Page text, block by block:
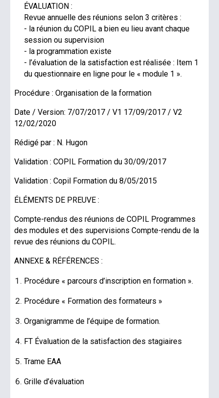
ÉVALUATION :
Revue annuelle des réunions selon 3 critères :
- la réunion du COPIL a bien eu lieu avant chaque
session ou supervision
- la programmation existe
- l’évaluation de la satisfaction est réalisée : Item 1
du questionnaire en ligne pour le « module 1 ».
Procédure : Organisation de la formation
Date / Version: 7/07/2017 / V1 17/09/2017 / V2
12/02/2020
Rédigé par : N. Hugon
Validation : COPIL Formation du 30/09/2017
Validation : Copil Formation du 8/05/2015
ÉLÉMENTS DE PREUVE :
Compte-rendus des réunions de COPIL Programmes
des modules et des supervisions Compte-rendu de la
revue des réunions du COPIL.
ANNEXE & RÉFÉRENCES :
Procédure « parcours d’inscription en formation ».
Procédure « Formation des formateurs »
Organigramme de l’équipe de formation.
FT Évaluation de la satisfaction des stagiaires
Trame EAA
Grille d’évaluation